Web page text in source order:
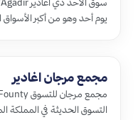
مجمع مرجان اغادير
التسوق الحديثة في المملكة